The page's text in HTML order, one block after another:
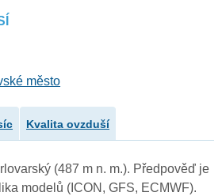
město
Kvalita ovzduší
(487 m n. m.). Předpověď je
modelů (ICON, GFS, ECMWF).